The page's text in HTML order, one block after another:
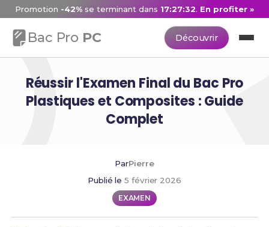
Promotion -42% se terminant dans17:27:31. En profiter »
Bac Pro PC Découvrir
Réussir l'Examen Final du Bac Pro
Plastiques et Composites : Guide
Complet
ParPierre
Publié le5 février 2026
EXAMEN